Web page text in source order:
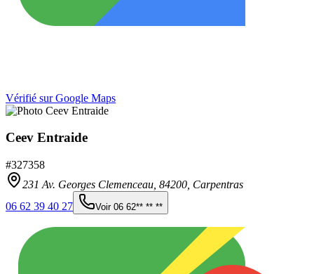
Vérifié sur Google Maps
Ceev Entraide
#327358
231 Av. Georges Clemenceau, 84200 Carpentras
06 62 39 40 27
Voir 06 62** ** **